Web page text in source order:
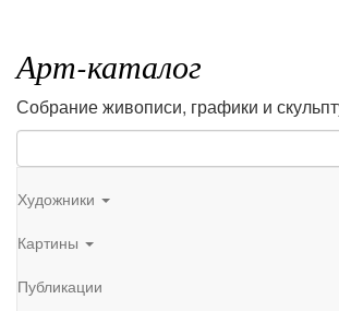
Арт-каталог
Собрание живописи, графики и
Художники
Картины
Публикации